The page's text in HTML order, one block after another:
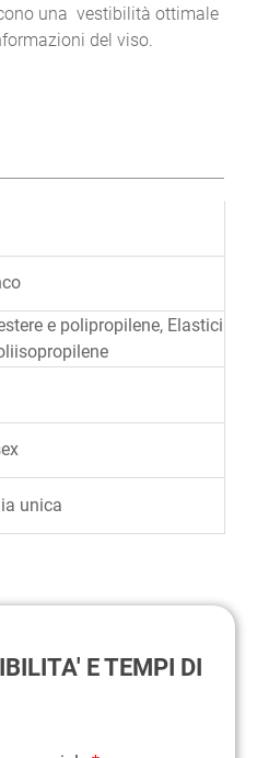
una vestibilità ottimale
del viso.
e polipropilene, Elastici
unica
E TEMPI DI